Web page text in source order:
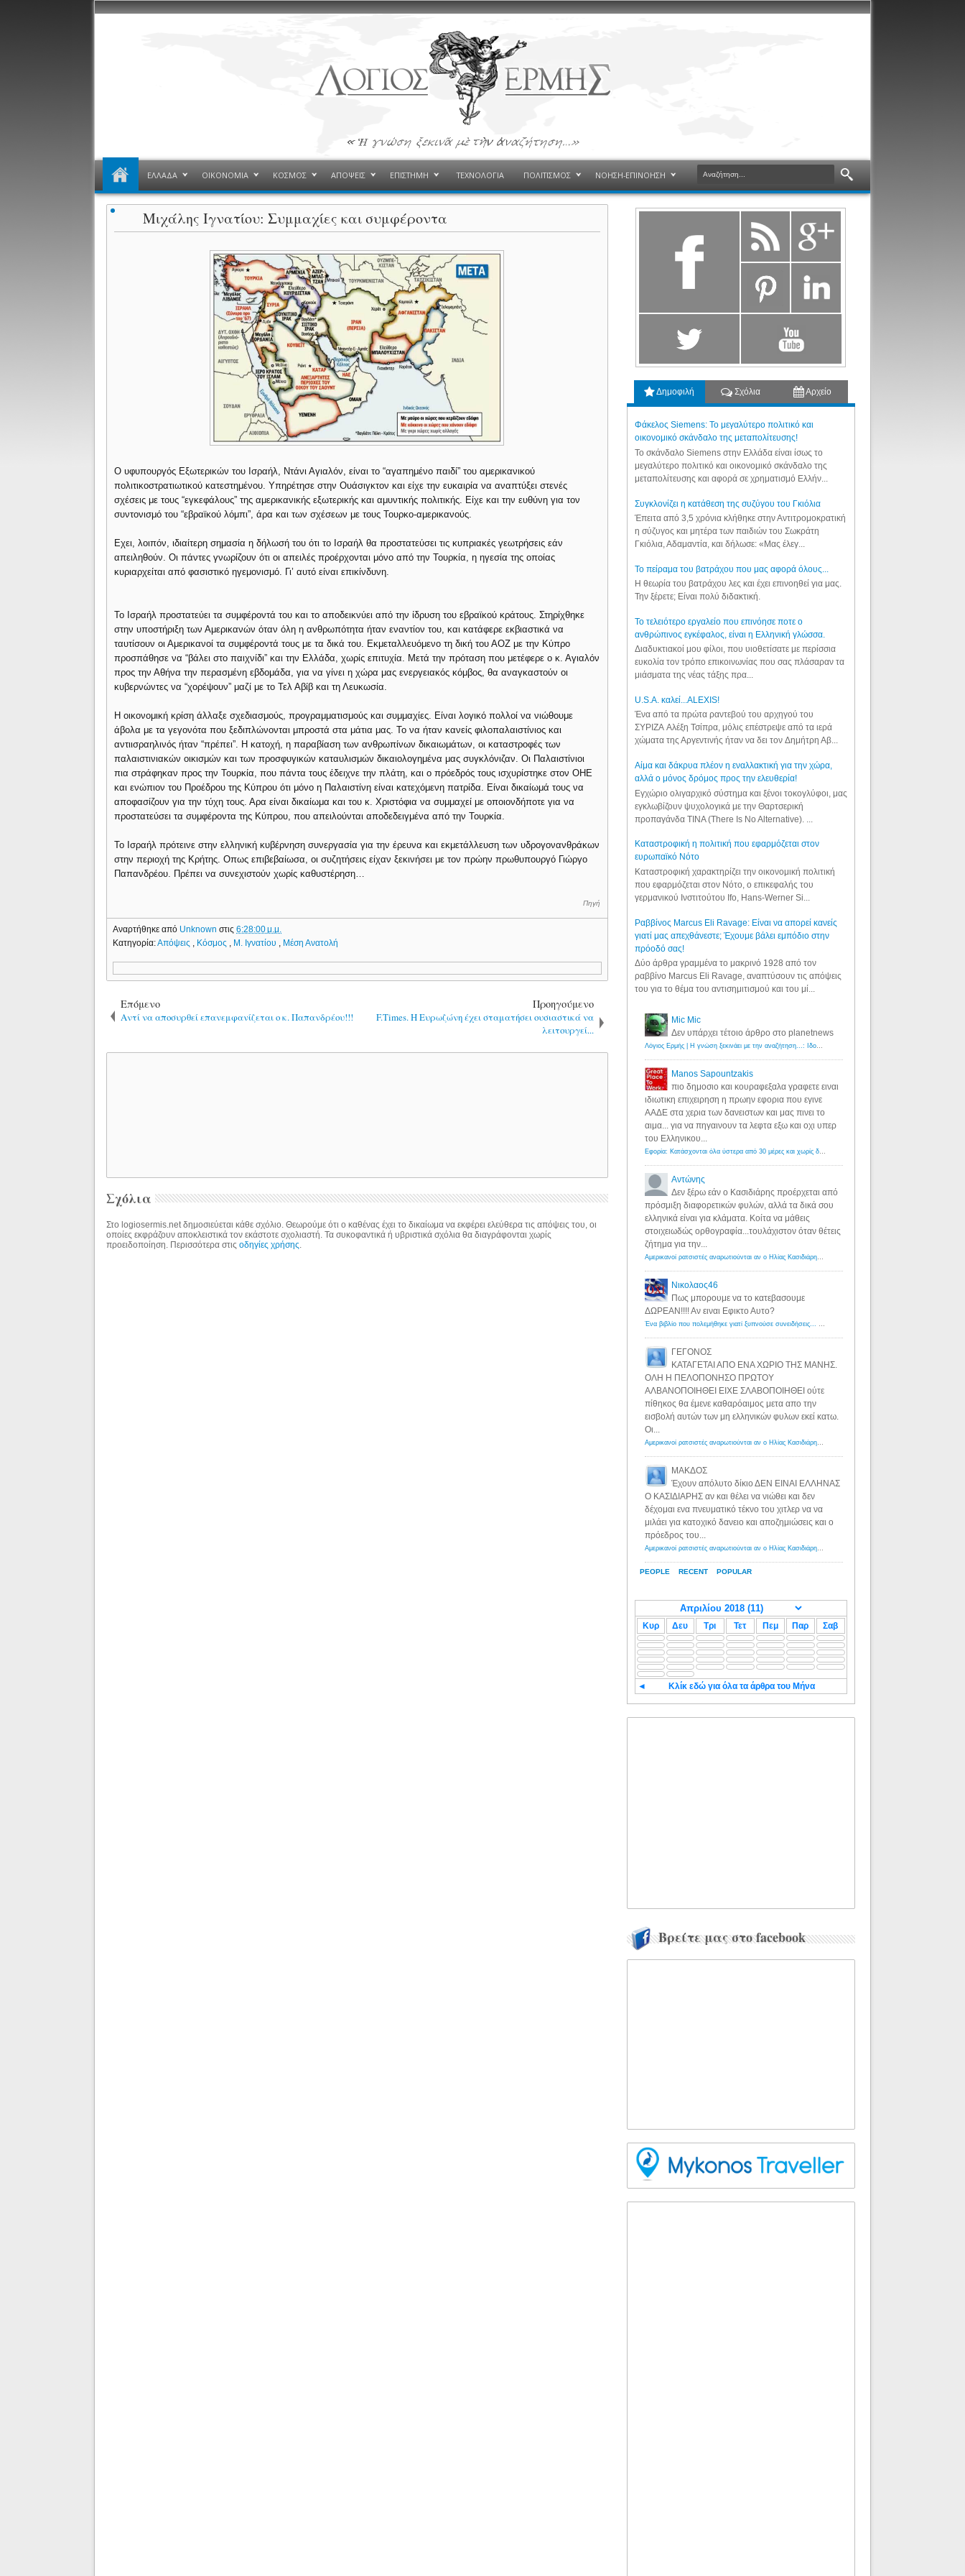
ΕΛΛΑΔΑ ΟΙΚΟΝΟΜΙΑ ΚΟΣΜΟΣ ΑΠΟΨΕΙΣ ΕΠΙΣΤΗΜΗ ΤΕΧΝΟΛΟΓΙΑ ΠΟΛΙΤΙΣΜΟΣ ΝΟΗΣΗ-ΕΠΙΝΟΗΣΗ
Μιχάλης Ιγνατίου: Συμμαχίες και συμφέροντα
Ο υφυπουργός Εξωτερικών του Ισραήλ, Ντάνι Αγιαλόν, είναι το “αγαπημένο παιδί” του αμερικανικού
πολιτικοστρατιωτικού κατεστημένου. Υπηρέτησε στην Ουάσιγκτον και είχε την ευκαιρία να αναπτύξει στενές
σχέσεις με τους “εγκεφάλους” της αμερικανικής εξωτερικής και αμυντικής πολιτικής. Είχε και την ευθύνη για τον
συντονισμό του “εβραϊκού λόμπι”, άρα και των σχέσεων με τους Τουρκο-αμερικανούς.
Εχει, λοιπόν, ιδιαίτερη σημασία η δήλωσή του ότι το Ισραήλ θα προστατεύσει τις κυπριακές γεωτρήσεις εάν
απειληθούν. Οι πάντες γνωρίζουν ότι οι απειλές προέρχονται μόνο από την Τουρκία, η ηγεσία της οποίας
κυριαρχείται από φασιστικό ηγεμονισμό. Γι’ αυτό είναι επικίνδυνη.
Το Ισραήλ προστατεύει τα συμφέροντά του και το αποδεικνύει από την ίδρυση του εβραϊκού κράτους. Στηρίχθηκε
στην υποστήριξη των Αμερικανών όταν όλη η ανθρωπότητα ήταν εναντίον του, και κατάφερε εκβιαστικά να
ταυτίσουν οι Αμερικανοί τα συμφέροντά τους με τα δικά του. Εκμεταλλευόμενο τη δική του ΑΟΖ με την Κύπρο
προσπάθησε να “βάλει στο παιχνίδι” και την Ελλάδα, χωρίς επιτυχία. Μετά την πρόταση που μετέφερε ο κ. Αγιαλόν
προς την Αθήνα την περασμένη εβδομάδα, για να γίνει η χώρα μας ενεργειακός κόμβος, θα αναγκαστούν οι
κυβερνώντες να “χορέψουν” μαζί με το Τελ Αβίβ και τη Λευκωσία.
Η οικονομική κρίση άλλαξε σχεδιασμούς, προγραμματισμούς και συμμαχίες. Είναι λογικό πολλοί να νιώθουμε
άβολα με τα γεγονότα που ξεδιπλώνονται μπροστά στα μάτια μας. Το να ήταν κανείς φιλοπαλαιστίνιος και
αντιισραηλινός ήταν “πρέπει”. Η κατοχή, η παραβίαση των ανθρωπίνων δικαιωμάτων, οι καταστροφές των
παλαιστινιακών οικισμών και των προσφυγικών καταυλισμών δικαιολογημένα μας συγκλόνιζαν. Οι Παλαιστίνιοι
πια στράφηκαν προς την Τουρκία, που πάντα τους έδειχνε την πλάτη, και ο πρόεδρός τους ισχυρίστηκε στον ΟΗΕ
και ενώπιον του Προέδρου της Κύπρου ότι μόνο η Παλαιστίνη είναι κατεχόμενη πατρίδα. Είναι δικαίωμά τους να
αποφασίζουν για την τύχη τους. Αρα είναι δικαίωμα και του κ. Χριστόφια να συμμαχεί με οποιονδήποτε για να
προστατεύσει τα συμφέροντα της Κύπρου, που απειλούνται αποδεδειγμένα από την Τουρκία.
Το Ισραήλ πρότεινε στην ελληνική κυβέρνηση συνεργασία για την έρευνα και εκμετάλλευση των υδρογονανθράκων
στην περιοχή της Κρήτης. Οπως επιβεβαίωσα, οι συζητήσεις είχαν ξεκινήσει με τον πρώην πρωθυπουργό Γιώργο
Παπανδρέου. Πρέπει να συνεχιστούν χωρίς καθυστέρηση…
Πηγή
Αναρτήθηκε από Unknownστις6:28:00 μ.μ.
Κατηγορία:Απόψεις , Κόσμος , Μ. Ιγνατίου , Μέση Ανατολή
Επόμενο
Αντί να αποσυρθεί επανεμφανίζεται ο κ. Παπανδρέου!!!
Προηγούμενο
F.Times. Η Ευρωζώνη έχει σταματήσει ουσιαστικά να
λειτουργεί...
Σχόλια
Στο logiosermis.net δημοσιεύεται κάθε σχόλιο. Θεωρούμε ότι ο καθένας έχει το δικαίωμα να εκφέρει ελεύθερα τις απόψεις του, οι
οποίες εκφράζουν αποκλειστικά τον εκάστοτε σχολιαστή. Τα συκοφαντικά ή υβριστικά σχόλια θα διαγράφονται χωρίς
προειδοποίηση. Περισσότερα στιςοδηγίες χρήσης.
Δημοφιλή Σχόλια Αρχείο
Φάκελος Siemens: Το μεγαλύτερο πολιτικό και
οικονομικό σκάνδαλο της μεταπολίτευσης!
Το σκάνδαλο Siemens στην Ελλάδα είναι ίσως το
μεγαλύτερο πολιτικό και οικονομικό σκάνδαλο της
μεταπολίτευσης και αφορά σε χρηματισμό Ελλήν...
Συγκλονίζει η κατάθεση της συζύγου του Γκιόλια
Έπειτα από 3,5 χρόνια κλήθηκε στην Αντιτρομοκρατική
η σύζυγος και μητέρα των παιδιών του Σωκράτη
Γκιόλια, Αδαμαντία, και δήλωσε: «Μας έλεγ...
Το πείραμα του βατράχου που μας αφορά όλους...
Η θεωρία του βατράχου λες και έχει επινοηθεί για μας.
Την ξέρετε; Είναι πολύ διδακτική.
Το τελειότερο εργαλείο που επινόησε ποτε ο
ανθρώπινος εγκέφαλος, είναι η Ελληνική γλώσσα.
Διαδυκτιακοί μου φίλοι, που υιοθετίσατε με περίσσια
ευκολία τον τρόπο επικοινωνίας που σας πλάσαραν τα
μιάσματα της νέας τάξης πρα...
U.S.A. καλεί...ALEXIS!
Ένα από τα πρώτα ραντεβού του αρχηγού του
ΣΥΡΙΖΑ Αλέξη Τσίπρα, μόλις επέστρεψε από τα ιερά
χώματα της Αργεντινής ήταν να δει τον Δημήτρη Αβ...
Αίμα και δάκρυα πλέον η εναλλακτική για την χώρα,
αλλά ο μόνος δρόμος προς την ελευθερία!
Εγχώριο ολιγαρχικό σύστημα και ξένοι τοκογλύφοι, μας
εγκλωβίζουν ψυχολογικά με την Θαρτσερική
προπαγάνδα TINA (There Is No Alternative). ...
Καταστροφική η πολιτική που εφαρμόζεται στον
ευρωπαϊκό Νότο
Καταστροφική χαρακτηρίζει την οικονομική πολιτική
που εφαρμόζεται στον Νότο, ο επικεφαλής του
γερμανικού Ινστιτούτου Ifo, Hans-Werner Si...
Ραββίνος Marcus Eli Ravage: Είναι να απορεί κανείς
γιατί μας απεχθάνεστε; Έχουμε βάλει εμπόδιο στην
πρόοδό σας!
Δύο άρθρα γραμμένα το μακρινό 1928 από τον
ραββίνο Marcus Eli Ravage, αναπτύσουν τις απόψεις
του για το θέμα του αντισημιτισμού και του μί...
PEOPLE RECENT POPULAR
Mic Mic
Δεν υπάρχει τέτοιο άρθρο στο planetnews
Λόγιος Ερμής | Η γνώση ξεκινάει με την αναζήτηση...: Ιδού οι 18 που χρωστούν 11 δις ευρώ!
Manos Sapountzakis
πιο δημοσιο και κουραφεξαλα γραφετε ειναι
ιδιωτικη επιχειρηση η πρωην εφορια που εγινε
ΑΑΔΕ στα χερια των δανειστων και μας πινει το
αιμα... για να πηγαινουν τα λεφτα εξω και οχι υπερ
του Ελληνικου...
Εφορία: Κατάσχονται όλα ύστερα από 30 μέρες και χωρίς δικαστικές αποφάσεις - Λόγιος Ερμής
Αντώνης
Δεν ξέρω εάν ο Κασιδιάρης προέρχεται από
πρόσμιξη διαφορετικών φυλών, αλλά τα δικά σου
ελληνικά είναι για κλάματα. Κοίτα να μάθεις
στοιχειωδώς ορθογραφία...τουλάχιστον όταν θέτεις
ζήτημα για την...
Αμερικανοί ρατσιστές αναρωτιούνται αν ο Ηλίας Κασιδιάρης ανήκει στη λευκή φυλή... - Λόγιος Ερμής
Νικολαος46
Πως μπορουμε να το κατεβασουμε
ΔΩΡΕΑΝ!!!! Αν ειναι Εφικτο Αυτο?
Ένα βιβλίο που πολεμήθηκε γιατί ξυπνούσε συνειδήσεις... - Λόγιος Ερμής | Η γνώση ξεκινάει με την αναζήτηση...
ΓΕΓΟΝΟΣ
ΚΑΤΑΓΕΤΑΙ ΑΠΟ ΕΝΑ ΧΩΡΙΟ ΤΗΣ ΜΑΝΗΣ.
ΟΛΗ Η ΠΕΛΟΠΟΝΗΣΟ ΠΡΩΤΟΥ
ΑΛΒΑΝΟΠΟΙΗΘΕΙ ΕΙΧΕ ΣΛΑΒΟΠΟΙΗΘΕΙ ούτε
πίθηκος θα έμενε καθαρόαιμος μετα απο την
εισβολή αυτών των μη ελληνικών φυλων εκεί κατω.
Οι...
Αμερικανοί ρατσιστές αναρωτιούνται αν ο Ηλίας Κασιδιάρης ανήκει στη λευκή φυλή... - Λόγιος Ερμής
ΜΑΚΔΟΣ
Έχουν απόλυτο δίκιο ΔΕΝ ΕΙΝΑΙ ΕΛΛΗΝΑΣ
Ο ΚΑΣΙΔΙΑΡΗΣ αν και θέλει να νιώθει και δεν
δέχομαι ενα πνευματικό τέκνο του χιτλερ να να
μιλάει για κατοχικό δανειο και αποζημιώσεις και ο
πρόεδρος του...
Αμερικανοί ρατσιστές αναρωτιούνται αν ο Ηλίας Κασιδιάρης ανήκει στη λευκή φυλή... - Λόγιος Ερμής
Κυρ Δευ Τρι Τετ Πεμ Παρ Σαβ
◄ Κλίκ εδώ για όλα τα άρθρα του Μήνα
Βρείτε μας στο facebook